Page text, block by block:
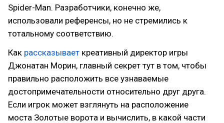
Spider-Man. Разработчики, конечно же,
использовали референсы, но не стремились к
тотальному соответствию.
Как рассказывает креативный директор игры
Джонатан Морин, главный секрет тут в том, чтобы
правильно расположить все узнаваемые
достопримечательности относительно друг друга.
Если игрок может взглянуть на расположение
моста Золотые ворота и вычислить, в какой части